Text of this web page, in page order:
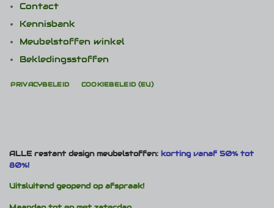
Contact
Kennisbank
Meubelstoffen winkel
Bekledingsstoffen
PRIVACYBELEID COOKIEBELEID (EU)
ALLE restant design meubelstoffen: korting vanaf 50% tot
80%!
Uitsluitend geopend op afspraak!